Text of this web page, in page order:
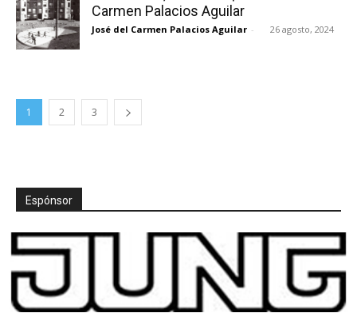
Carmen Palacios Aguilar
José del Carmen Palacios Aguilar - 26 agosto, 2024
1 2 3
Espónsor